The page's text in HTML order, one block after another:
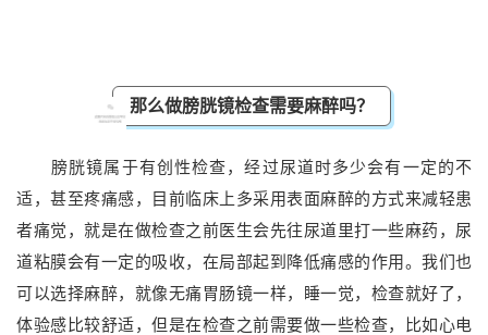
那么做膀胱镜检查需要麻醉吗？
膀胱镜属于有创性检查，经过尿道时多少会有一定的不
适，甚至疼痛感，目前临床上多采用表面麻醉的方式来减轻患
者痛觉，就是在做检查之前医生会先往尿道里打一些麻药，尿
道粘膜会有一定的吸收，在局部起到降低痛感的作用。我们也
可以选择麻醉，就像无痛胃肠镜一样，睡一觉，检查就好了，
体验感比较舒适，但是在检查之前需要做一些检查，比如心电